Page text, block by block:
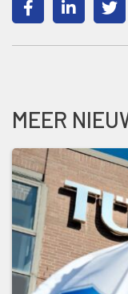
MEER